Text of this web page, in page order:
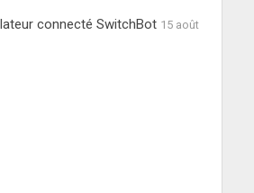
connecté SwitchBot 15 août